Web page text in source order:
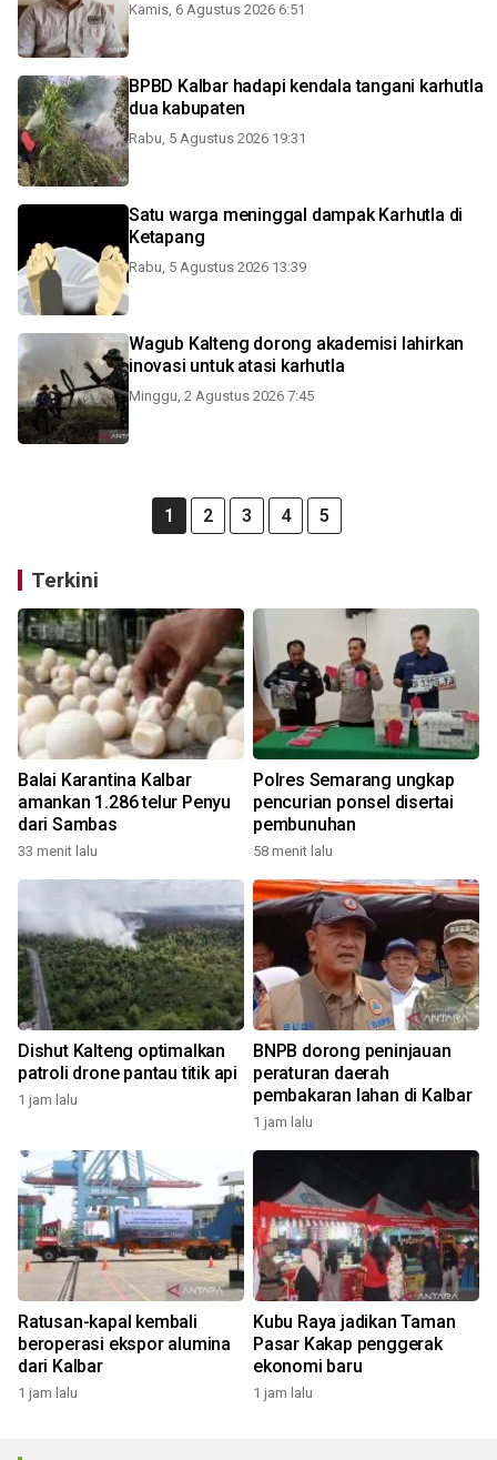
Kamis, 6 Agustus 2026 6:51
BPBD Kalbar hadapi kendala tangani karhutla
dua kabupaten
Rabu, 5 Agustus 2026 19:31
Satu warga meninggal dampak Karhutla di
Ketapang
Rabu, 5 Agustus 2026 13:39
Wagub Kalteng dorong akademisi lahirkan
inovasi untuk atasi karhutla
Minggu, 2 Agustus 2026 7:45
1 2 3 4 5
Terkini
Balai Karantina Kalbar
amankan 1.286 telur Penyu
dari Sambas
33 menit lalu
Polres Semarang ungkap
pencurian ponsel disertai
pembunuhan
58 menit lalu
Dishut Kalteng optimalkan
patroli drone pantau titik api
1 jam lalu
BNPB dorong peninjauan
peraturan daerah
pembakaran lahan di Kalbar
1 jam lalu
Ratusan-kapal kembali
beroperasi ekspor alumina
dari Kalbar
1 jam lalu
Kubu Raya jadikan Taman
Pasar Kakap penggerak
ekonomi baru
1 jam lalu